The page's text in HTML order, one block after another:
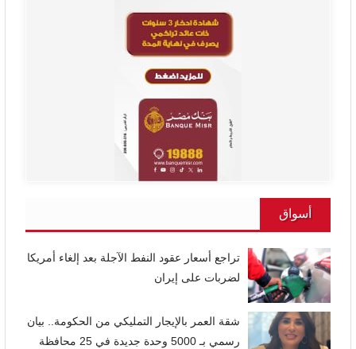
أسواق
تراجع أسعار عقود النفط الآجلة بعد إلغاء أمريكا
لضربات على إيران
شقة العمر بالإيجار التمليكي من الحكومة.. بيان
رسمي بـ 5000 وحدة جديدة في 25 محافظة